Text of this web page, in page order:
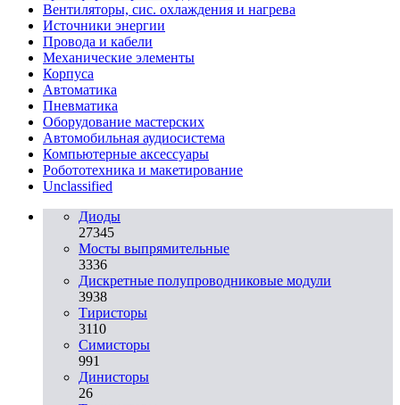
Вентиляторы, сис. охлаждения и нагрева
Источники энергии
Провода и кабели
Механические элементы
Корпуса
Автоматика
Пневматика
Оборудование мастерских
Автомобильная аудиосистема
Компьютерные аксессуары
Робототехника и макетирование
Unclassified
Диоды
27345
Мосты выпрямительные
3336
Дискретные полупроводниковые модули
3938
Тиристоры
3110
Симисторы
991
Динисторы
26